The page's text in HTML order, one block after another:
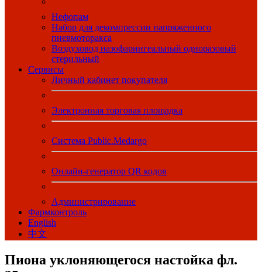
Нефопам
Набор для декомпрессии напряженного
пневмоторакса
Воздуховод назофарингеальный одноразовый
стерильный
Сервисы
Личный кабинет покупателя
Электронная торговая площадка
Система Public.Medargo
Онлайн-генератор QR кодов
Администрирование
Фармконтроль
English
中文
Пиона уклоняющегося настойка фл.